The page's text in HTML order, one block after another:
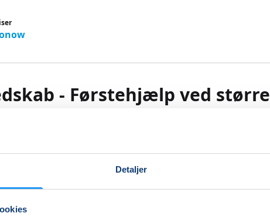
Detaljer
- Førstehjælp ved større
handle, hvis det virkelig gjaldt?
Nogle gange pludseligt. Nogle gange voldsomt.